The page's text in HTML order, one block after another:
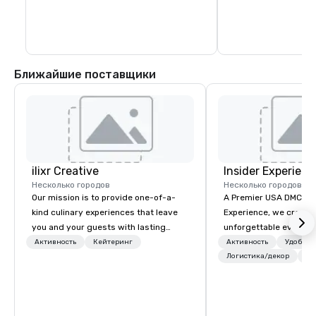
Ближайшие поставщики
ilixr Creative
Несколько городов
Our mission is to provide one-of-a-
kind culinary experiences that leave
you and your guests with lasting
memories and satiated palates. Every
Активность Кейтеринг
Insider
Несколько городов
A Premier USA DMC Partner
Experience, we create
unforgettable events
access to premium
class entertainment,
Активность
Логистика/декор